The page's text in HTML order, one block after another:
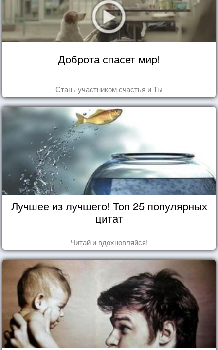
Доброта спасет мир!
Стань участником счастья и Ты
Лучшее из лучшего! Топ 25 популярных
цитат
Читай и вдохновляйся!